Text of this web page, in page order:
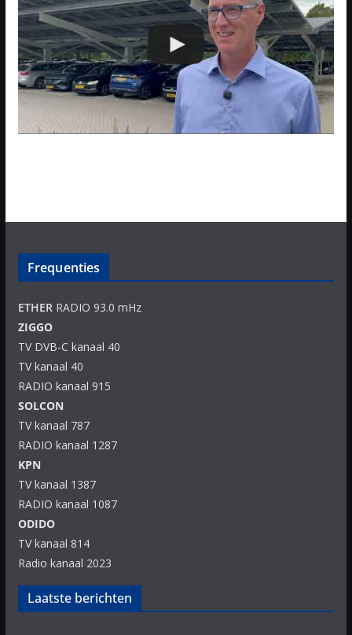
Frequenties
ETHERRADIO 93.0 mHz
ZIGGO
TV DVB-C kanaal 40
TV kanaal 40
RADIO kanaal 915
SOLCON
TV kanaal 787
RADIO kanaal 1287
KPN
TV kanaal 1387
RADIO kanaal 1087
ODIDO
TV kanaal 814
Radio kanaal 2023
Laatste berichten